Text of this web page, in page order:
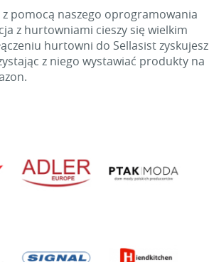
pomocą naszego oprogramowania
z hurtowniami cieszy się wielkim
hurtowni do Sellasist zyskujesz
z niego wystawiać produkty na